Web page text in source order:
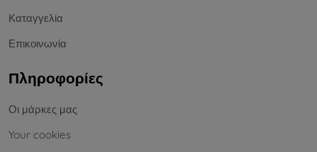
Καταγγελία
Επικοινωνία
Πληροφορίες
Οι μάρκες μας
Your cookies